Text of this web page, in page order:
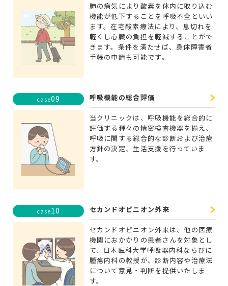
肺の病気により酸素を体内に取り込む
機能が低下することを呼吸不全といい
ます。在宅酸素療法により、息切れを
軽くし心臓の負担を軽減することがで
きます。条件を満たせば、身体障害者
手帳の申請も可能です。
case09 呼吸機能の総合評価
当クリニックは、呼吸機能を総合的に
評価する種々の精密検査機器を揃え、
呼吸に関する総合的な診断および治療
方針の決定、生活支援を行っていま
す。
case10 セカンドオピニオン外来
セカンドオピニオン外来は、他の医療
機関におかかりの患者さんを対象とし
て、日本医科大学呼吸器内科ならびに
腫瘍内科の教授が、診断内容や治療法
について意見・判断を提供いたしま
す。